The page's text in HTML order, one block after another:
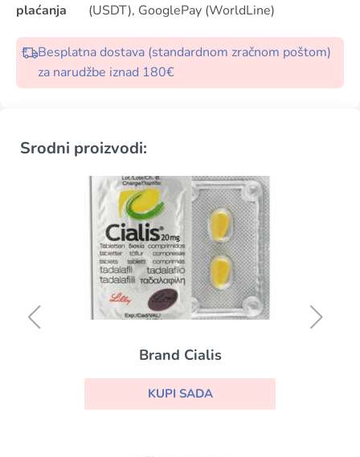
plaćanja
(USDT), GooglePay (WorldLine)
Besplatna dostava (standardnom zračnom poštom)
za narudžbe iznad 180€
Srodni proizvodi:
Brand Cialis
KUPI SADA